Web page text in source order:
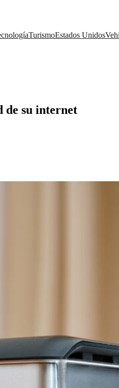
TurismoEstados Unidos
de su internet